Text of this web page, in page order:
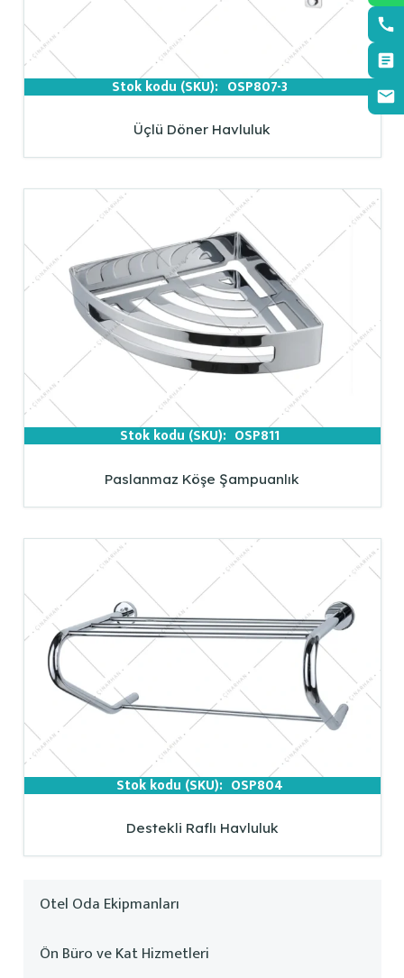
Stok kodu (SKU): OSP807-3
Üçlü Döner Havluluk
Stok kodu (SKU): OSP811
Paslanmaz Köşe Şampuanlık
Stok kodu (SKU): OSP804
Destekli Raflı Havluluk
Otel Oda Ekipmanları
Ön Büro ve Kat Hizmetleri